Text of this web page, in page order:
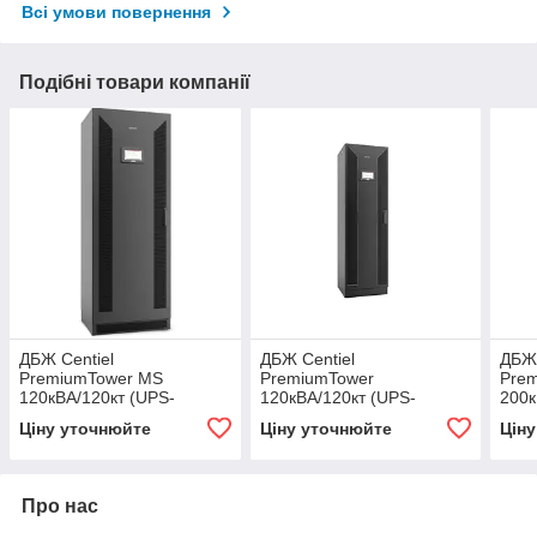
Всі умови повернення
Подібні товари компанії
ДБЖ Centiel
PremiumTower MS
120кВА/120кт (UPS-
Ціну уточнюйте
ДБЖ Centiel
PremiumTower
120кВА/120кт (UPS-
Ціну уточнюйте
ДБЖ
Про нас